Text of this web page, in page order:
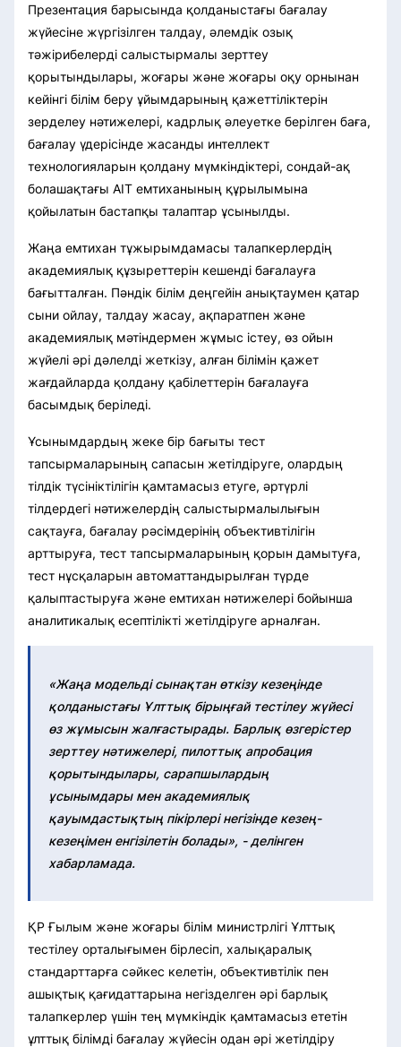
Презентация барысында қолданыстағы бағалау
жүйесіне жүргізілген талдау, әлемдік озық
тәжірибелерді салыстырмалы зерттеу
қорытындылары, жоғары және жоғары оқу орнынан
кейінгі білім беру ұйымдарының қажеттіліктерін
зерделеу нәтижелері, кадрлық әлеуетке берілген баға,
бағалау үдерісінде жасанды интеллект
технологияларын қолдану мүмкіндіктері, сондай-ақ
болашақтағы AIT емтиханының құрылымына
қойылатын бастапқы талаптар ұсынылды.
Жаңа емтихан тұжырымдамасы талапкерлердің
академиялық құзыреттерін кешенді бағалауға
бағытталған. Пәндік білім деңгейін анықтаумен қатар
сыни ойлау, талдау жасау, ақпаратпен және
академиялық мәтіндермен жұмыс істеу, өз ойын
жүйелі әрі дәлелді жеткізу, алған білімін қажет
жағдайларда қолдану қабілеттерін бағалауға
басымдық беріледі.
Ұсынымдардың жеке бір бағыты тест
тапсырмаларының сапасын жетілдіруге, олардың
тілдік түсініктілігін қамтамасыз етуге, әртүрлі
тілдердегі нәтижелердің салыстырмалылығын
сақтауға, бағалау рәсімдерінің объективтілігін
арттыруға, тест тапсырмаларының қорын дамытуға,
тест нұсқаларын автоматтандырылған түрде
қалыптастыруға және емтихан нәтижелері бойынша
аналитикалық есептілікті жетілдіруге арналған.
«Жаңа модельді сынақтан өткізу кезеңінде
қолданыстағы Ұлттық бірыңғай тестілеу жүйесі
өз жұмысын жалғастырады. Барлық өзгерістер
зерттеу нәтижелері, пилоттық апробация
қорытындылары, сарапшылардың
ұсынымдары мен академиялық
қауымдастықтың пікірлері негізінде кезең-
кезеңімен енгізілетін болады», - делінген
хабарламада.
ҚР Ғылым және жоғары білім министрлігі Ұлттық
тестілеу орталығымен бірлесіп, халықаралық
стандарттарға сәйкес келетін, объективтілік пен
ашықтық қағидаттарына негізделген әрі барлық
талапкерлер үшін тең мүмкіндік қамтамасыз ететін
ұлттық білімді бағалау жүйесін одан әрі жетілдіру